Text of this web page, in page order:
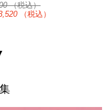
（税込）
（税込）